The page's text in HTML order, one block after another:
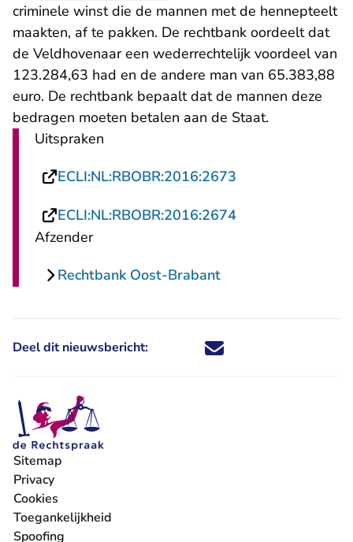
criminele winst die de mannen met de hennepteelt
maakten, af te pakken. De rechtbank oordeelt dat
de Veldhovenaar een wederrechtelijk voordeel van
123.284,63 had en de andere man van 65.383,88
euro. De rechtbank bepaalt dat de mannen deze
bedragen moeten betalen aan de Staat.
Uitspraken
ECLI:NL:RBOBR:2016:2673
ECLI:NL:RBOBR:2016:2674- U verlaat
Afzender
Rechtbank Oost-Brabant
Deel dit nieuwsbericht: Deel dit nieuwsbericht via X -
Deel dit nieuwsbericht via
Deel dit nieuwsbericht
Deel dit
Sitemap
Privacy
Cookies
Toegankelijkheid
Spoofing